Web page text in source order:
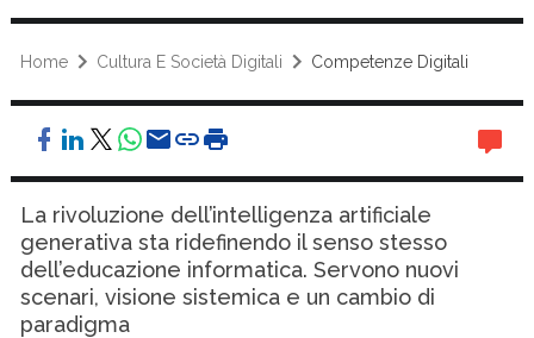
Home Cultura E Società Digitali Competenze Digitali
La rivoluzione dell’intelligenza artificiale
generativa sta ridefinendo il senso stesso
dell’educazione informatica. Servono nuovi
scenari, visione sistemica e un cambio di
paradigma